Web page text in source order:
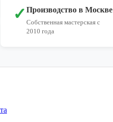
✓ Производство в Москве
Собственная мастерская с
2010 года